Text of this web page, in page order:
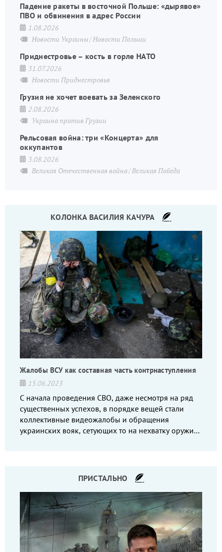
Падение ракеты в восточной Польше: «дырявое»
ПВО и обвинения в адрес России
1.08.2026
Новости Украины Новости Польши
Приднестровье – кость в горле НАТО
31.07.2026
Новости Приднестровья
Грузия не хочет воевать за Зеленского
2.08.2026
Украина против Грузии
Рельсовая война: три «Концерта» для
оккупантов
3.08.2026
Великая Отечественная война Великая Победа
КОЛОНКА ВАСИЛИЯ КАЧУРА
Жалобы ВСУ как составная часть контрнаступления
15.06.2023
С начала проведения СВО, даже несмотря на ряд
существенных успехов, в порядке вещей стали
коллективные видеожалобы и обращения
украинских вояк, сетующих то на нехватку оружия,
ПРИСТАЛЬНО